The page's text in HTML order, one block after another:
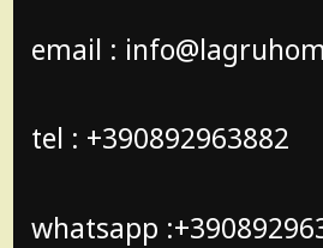
email :
tel : +390892963882
whatsapp